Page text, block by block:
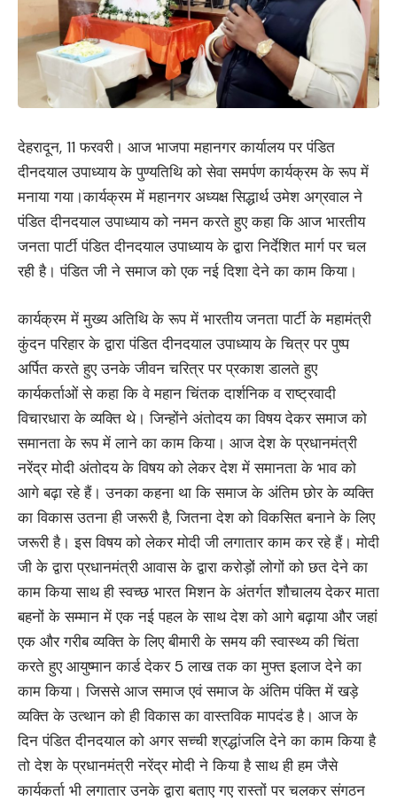
देहरादून, 11 फरवरी। आज भाजपा महानगर कार्यालय पर पंडित
दीनदयाल उपाध्याय के पुण्यतिथि को सेवा समर्पण कार्यक्रम के रूप में
मनाया गया।कार्यक्रम में महानगर अध्यक्ष सिद्धार्थ उमेश अग्रवाल ने
पंडित दीनदयाल उपाध्याय को नमन करते हुए कहा कि आज भारतीय
जनता पार्टी पंडित दीनदयाल उपाध्याय के द्वारा निर्देशित मार्ग पर चल
रही है। पंडित जी ने समाज को एक नई दिशा देने का काम किया।
कार्यक्रम में मुख्य अतिथि के रूप में भारतीय जनता पार्टी के महामंत्री
कुंदन परिहार के द्वारा पंडित दीनदयाल उपाध्याय के चित्र पर पुष्प
अर्पित करते हुए उनके जीवन चरित्र पर प्रकाश डालते हुए
कार्यकर्ताओं से कहा कि वे महान चिंतक दार्शनिक व राष्ट्रवादी
विचारधारा के व्यक्ति थे। जिन्होंने अंतोदय का विषय देकर समाज को
समानता के रूप में लाने का काम किया। आज देश के प्रधानमंत्री
नरेंद्र मोदी अंतोदय के विषय को लेकर देश में समानता के भाव को
आगे बढ़ा रहे हैं। उनका कहना था कि समाज के अंतिम छोर के व्यक्ति
का विकास उतना ही जरूरी है, जितना देश को विकसित बनाने के लिए
जरूरी है। इस विषय को लेकर मोदी जी लगातार काम कर रहे हैं। मोदी
जी के द्वारा प्रधानमंत्री आवास के द्वारा करोड़ों लोगों को छत देने का
काम किया साथ ही स्वच्छ भारत मिशन के अंतर्गत शौचालय देकर माता
बहनों के सम्मान में एक नई पहल के साथ देश को आगे बढ़ाया और जहां
एक और गरीब व्यक्ति के लिए बीमारी के समय की स्वास्थ्य की चिंता
करते हुए आयुष्मान कार्ड देकर 5 लाख तक का मुफ्त इलाज देने का
काम किया। जिससे आज समाज एवं समाज के अंतिम पंक्ति में खड़े
व्यक्ति के उत्थान को ही विकास का वास्तविक मापदंड है। आज के
दिन पंडित दीनदयाल को अगर सच्ची श्रद्धांजलि देने का काम किया है
तो देश के प्रधानमंत्री नरेंद्र मोदी ने किया है साथ ही हम जैसे
कार्यकर्ता भी लगातार उनके द्वारा बताए गए रास्तों पर चलकर संगठन